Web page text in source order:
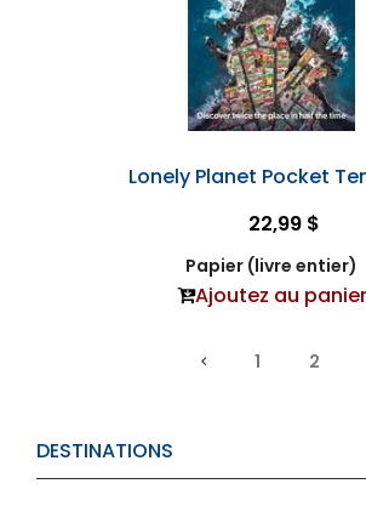
DESTINATIONS
Lonely Planet Pocket
22,99 $
Papier (livre entier)
Ajoutez au panier
1 2